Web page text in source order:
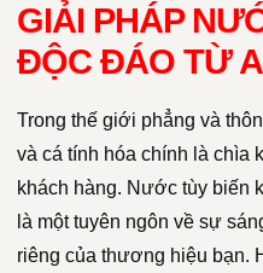
GIẢI PHÁP
ĐỘC ĐÁO TỪ
Trong thế giới phẳng và
và cá tính hóa chính là chìa
khách hàng. Nước tùy biến
là một tuyên ngôn về sự
riêng của thương hiệu bạn.